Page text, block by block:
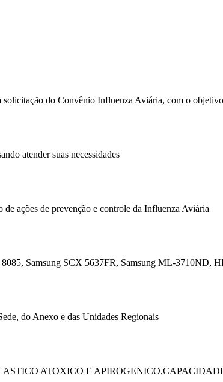
do Convênio Influenza Aviária, com o
atender suas necessidades
ações de prevenção e controle da Influenza Aviária
Samsung SCX 5637FR, Samsung ML-3710ND,
do Anexo e das Unidades Regionais
ATOXICO E APIROGENICO,CAPACIDADE